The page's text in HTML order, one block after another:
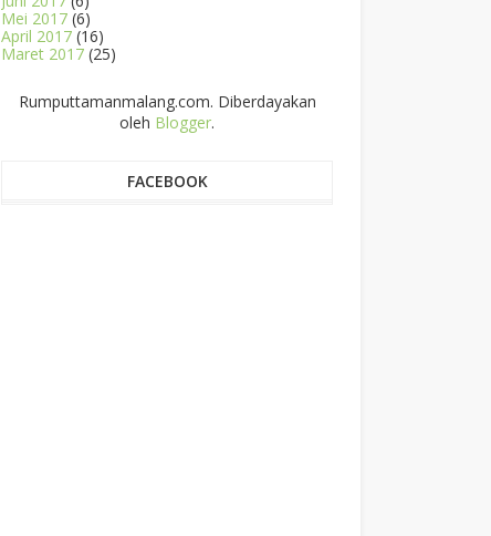
Mei 2017 (6)
April 2017 (16)
Maret 2017 (25)
Rumputtamanmalang.com. Diberdayakan
oleh Blogger.
FACEBOOK